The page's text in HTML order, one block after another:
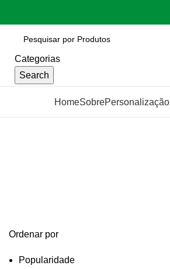
Categorias
Search
HomeSobrePersonalização
Ordenar por
Popularidade